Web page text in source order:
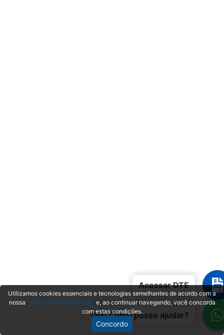
Acessar DTE
Olá! Como posso ajudar?
Utilizamos cookies essenciais e tecnologias semelhantes de acordo com a
nossa Política de Privacidadee, ao continuar navegando, você concorda
com estas condições.
Concordo